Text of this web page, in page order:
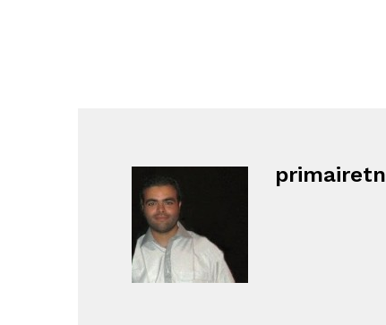
primairetn